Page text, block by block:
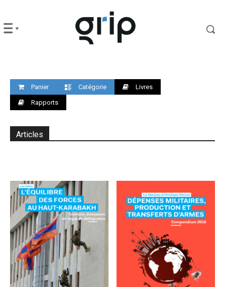
Panier Catégorie Livres
Rapports
Articles